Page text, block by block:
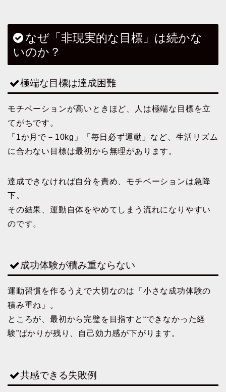
なぜ「非現実的な目標」は続かな
いのか？
極端な目標は達成困難
モチベーションが高いときほど、人は極端な目標を立
てがちです。
「1か月で－10kg」「毎日必ず運動」など、生活リズム
に合わない目標は最初から無理があります。
達成できなければ自分を責め、モチベーションは急降
下。
その結果、運動自体をやめてしまう流れになりやすい
のです。
成功体験が積み重ならない
運動習慣を作るうえで大切なのは「小さな成功体験の
積み重ね」。
ところが、最初から完璧を目指すと“できなかった経
験”ばかりが残り、自己効力感が下がります。
共感できる失敗例